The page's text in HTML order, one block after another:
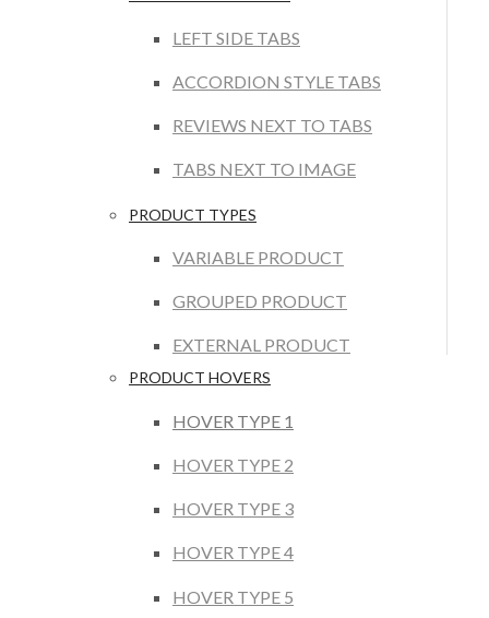
LEFT SIDE TABS
ACCORDION STYLE TABS
REVIEWS NEXT TO TABS
TABS NEXT TO IMAGE
PRODUCT TYPES
VARIABLE PRODUCT
GROUPED PRODUCT
EXTERNAL PRODUCT
PRODUCT HOVERS
HOVER TYPE 1
HOVER TYPE 2
HOVER TYPE 3
HOVER TYPE 4
HOVER TYPE 5